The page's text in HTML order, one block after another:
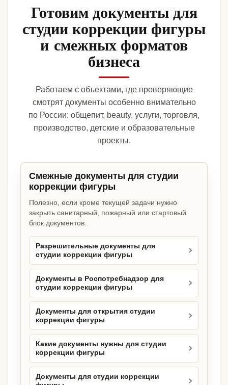
Готовим документы для
студии коррекции фигуры
и смежных форматов
бизнеса
Работаем с объектами, где проверяющие
смотрят документы особенно внимательно
по России: общепит, beauty, услуги, торговля,
производство, детские и образовательные
проекты.
Смежные документы для студии
коррекции фигуры
Полезно, если кроме текущей задачи нужно
закрыть санитарный, пожарный или стартовый
блок документов.
Разрешительные документы для
студии коррекции фигуры
Документы в Роспотребнадзор для
студии коррекции фигуры
Документы для открытия студии
коррекции фигуры
Какие документы нужны для студии
коррекции фигуры
Документы для студии коррекции